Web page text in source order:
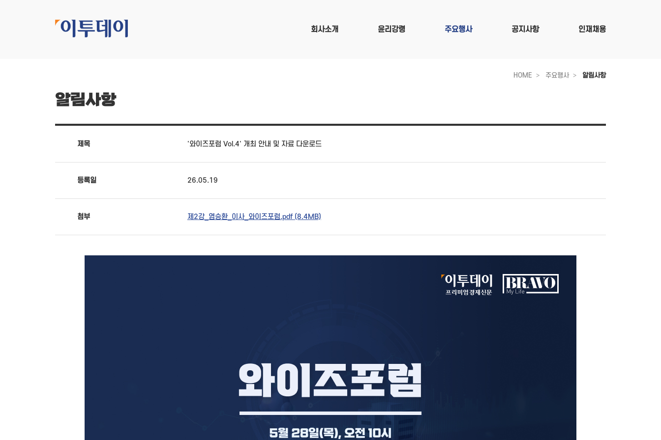
회사소개 윤리강령 주요행사 공지사항 인재채용
HOME 주요행사 알림사항
알림사항
제목 '와이즈포럼 Vol.4' 개최 안내 및 자료 다운로드
등록일 26.05.19
첨부 제2강_염승환_이사_와이즈포럼.pdf (8.4MB)